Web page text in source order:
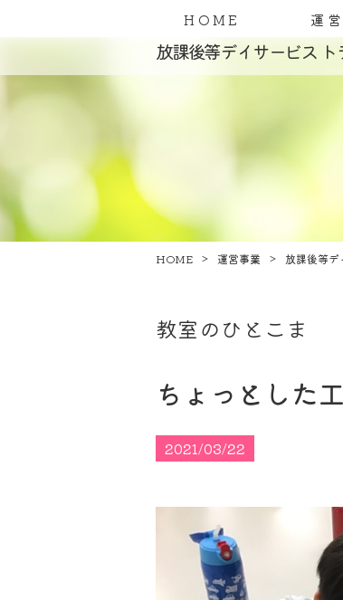
HOME 運
放課後等デイサービス
HOME 運営事業 放課後等
教室のひとこま
ちょっとした
2021/03/22